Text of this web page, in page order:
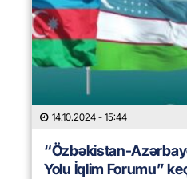
14.10.2024 - 15:44
“Özbəkistan-
Yolu İqlim Forumu”